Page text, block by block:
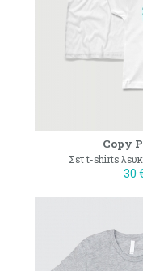
Copy
Σετ t-shirts
30